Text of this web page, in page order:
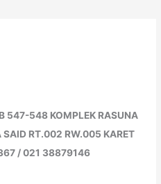
547-548 KOMPLEK RASUNA
SAID RT.002 RW.005 KARET
/ 021 38879146